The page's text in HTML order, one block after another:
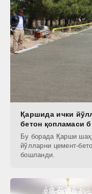
Қаршида ички
бетон қопламаси
Бу борада Қарши
йўлларни цемент-
бошланди.